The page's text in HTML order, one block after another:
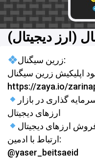
(ارز دیجیتال)
زرین سیگنال:
https://zaya.io/
گذاری در بازار
ارزهای دیجیتال
ارزهای دیجیتال
ارتباط با ادمین:
@yaser_beitsaeid